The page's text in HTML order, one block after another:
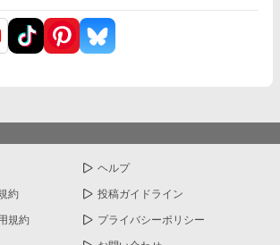
ヘルプ
約 投稿ガイドライン
規約 プライバシーポリシー